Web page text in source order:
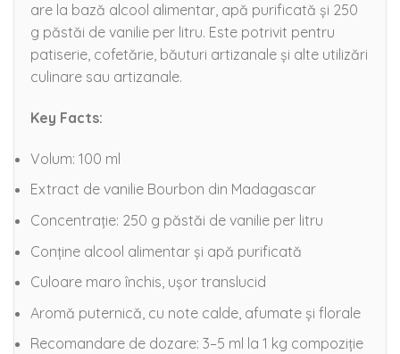
are la bază alcool alimentar, apă purificată și 250
g păstăi de vanilie per litru. Este potrivit pentru
patiserie, cofetărie, băuturi artizanale și alte utilizări
culinare sau artizanale.
Key Facts:
Volum: 100 ml
Extract de vanilie Bourbon din Madagascar
Concentrație: 250 g păstăi de vanilie per litru
Conține alcool alimentar și apă purificată
Culoare maro închis, ușor translucid
Aromă puternică, cu note calde, afumate și florale
Recomandare de dozare: 3–5 ml la 1 kg compoziție